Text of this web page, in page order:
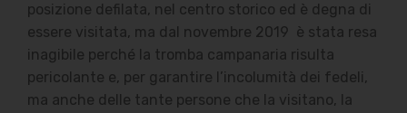
posizione defilata, nel centro storico ed è degna di
essere visitata, ma dal novembre 2019 è stata resa
inagibile perché la tromba campanaria risulta
pericolante e, per garantire l’incolumità dei fedeli,
ma anche delle tante persone che la visitano, la